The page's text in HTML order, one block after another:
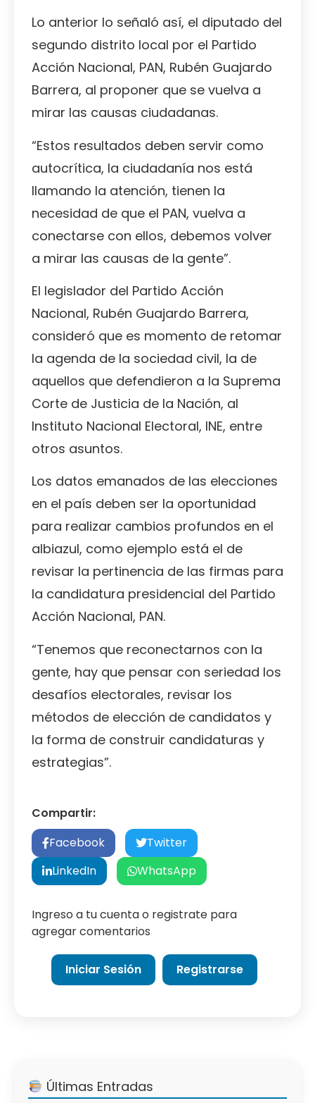
Lo anterior lo señaló así, el diputado del
segundo distrito local por el Partido
Acción Nacional, PAN, Rubén Guajardo
Barrera, al proponer que se vuelva a
mirar las causas ciudadanas.
“Estos resultados deben servir como
autocrítica, la ciudadanía nos está
llamando la atención, tienen la
necesidad de que el PAN, vuelva a
conectarse con ellos, debemos volver
a mirar las causas de la gente”.
El legislador del Partido Acción
Nacional, Rubén Guajardo Barrera,
consideró que es momento de retomar
la agenda de la sociedad civil, la de
aquellos que defendieron a la Suprema
Corte de Justicia de la Nación, al
Instituto Nacional Electoral, INE, entre
otros asuntos.
Los datos emanados de las elecciones
en el país deben ser la oportunidad
para realizar cambios profundos en el
albiazul, como ejemplo está el de
revisar la pertinencia de las firmas para
la candidatura presidencial del Partido
Acción Nacional, PAN.
“Tenemos que reconectarnos con la
gente, hay que pensar con seriedad los
desafíos electorales, revisar los
métodos de elección de candidatos y
la forma de construir candidaturas y
estrategias”.
Compartir:
Facebook
Twitter
LinkedIn
WhatsApp
Ingreso a tu cuenta o registrate para
agregar comentarios
Iniciar Sesión Registrarse
Últimas Entradas